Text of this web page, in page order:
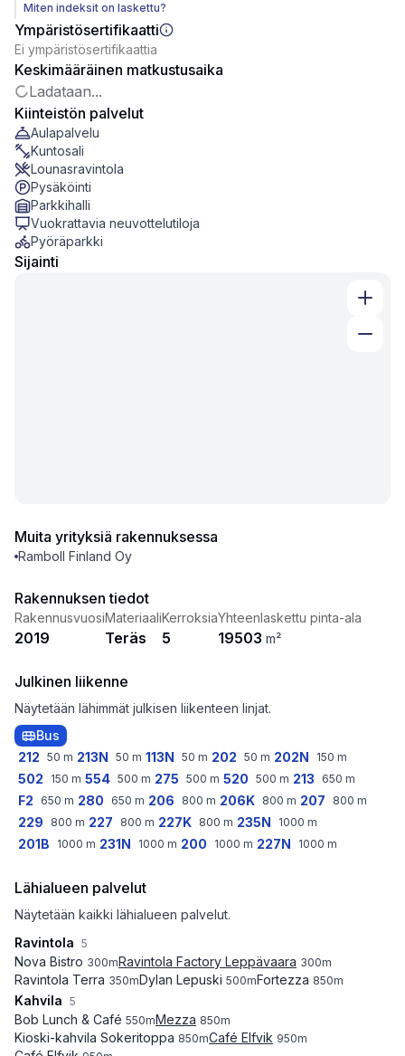
Miten indeksit on laskettu?
Ympäristösertifikaatti
Ei ympäristösertifikaattia
Keskimääräinen matkustusaika
Ladataan...
Kiinteistön palvelut
Aulapalvelu
Kuntosali
Lounasravintola
Pysäköinti
Parkkihalli
Vuokrattavia neuvottelutiloja
Pyöräparkki
Sijainti
Muita yrityksiä rakennuksessa
Ramboll Finland Oy
Rakennuksen tiedot
Rakennusvuosi
2019
Materiaali
Teräs
Kerroksia
5
Yhteenlaskettu pinta-ala
19503 m²
Julkinen liikenne
Näytetään lähimmät julkisen liikenteen linjat.
Bus
212 50 m 213N 50 m 113N 50 m 202 50 m 202N 150 m
502 150 m 554 500 m 275 500 m 520 500 m 213 650 m
F2 650 m 280 650 m 206 800 m 206K 800 m 207 800 m
229 800 m 227 800 m 227K 800 m 235N 1000 m
201B 1000 m 231N 1000 m 200 1000 m 227N 1000 m
Lähialueen palvelut
Näytetään kaikki lähialueen palvelut.
Ravintola 5
Nova Bistro 300mRavintola Factory Leppävaara 300m
Ravintola Terra 350mDylan Lepuski 500mFortezza 850m
Kahvila 5
Bob Lunch & Café 550mMezza 850m
Kioski-kahvila Sokeritoppa 850mCafé Elfvik 950m